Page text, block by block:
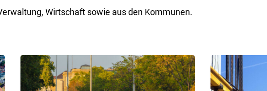
Wirtschaft sowie aus den Kommunen.